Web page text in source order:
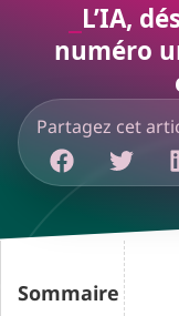
L’IA,
numéro
Partagez cet
Sommaire